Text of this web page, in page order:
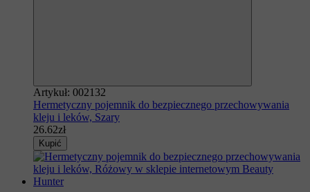
Artykuł: 002132
Hermetyczny pojemnik do bezpiecznego przechowywania
kleju i leków, Szary
26.62zł
Kupić